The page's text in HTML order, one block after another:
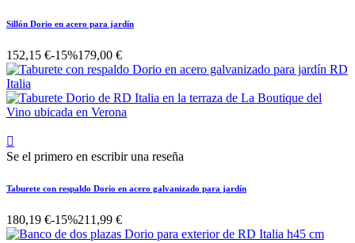
Sillón Dorio en acero para jardín
152,15 €-15%179,00 €

Se el primero en escribir una reseña
Taburete con respaldo Dorio en acero galvanizado para jardín
180,19 €-15%211,99 €